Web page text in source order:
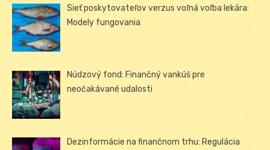
Sieť poskytovateľov verzus voľná voľba lekára:
Modely fungovania
Núdzový fond: Finančný vankúš pre
neočakávané udalosti
Dezinformácie na finančnom trhu: Regulácia